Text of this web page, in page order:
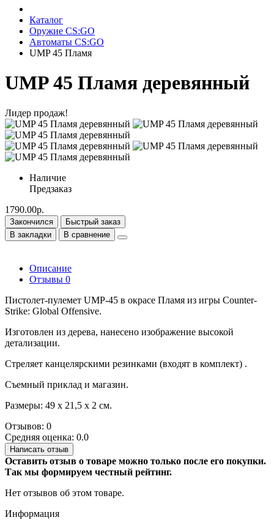
Каталог
Оружие CS:GO
Автоматы CS:GO
UMP 45 Пламя
UMP 45 Пламя деревянный
Лидер продаж!
Наличие
Предзаказ
1790.00р.
Закончился
Быстрый заказ
В закладки
В сравнение
Описание
Отзывы 0
Пистолет-пулемет UMP-45 в окрасе Пламя из игры Counter-
Strike: Global Offensive.
Изготовлен из дерева, нанесено изображение высокой
детализации.
Стреляет канцелярскими резинками (входят в комплект) .
Съемный приклад и магазин.
Размеры: 49 х 21,5 х 2 см.
Отзывов: 0
Средняя оценка: 0.0
Написать отзыв
Оставить отзыв о товаре можно только после его покупки.
Так мы формируем честный рейтинг.
Нет отзывов об этом товаре.
Информация